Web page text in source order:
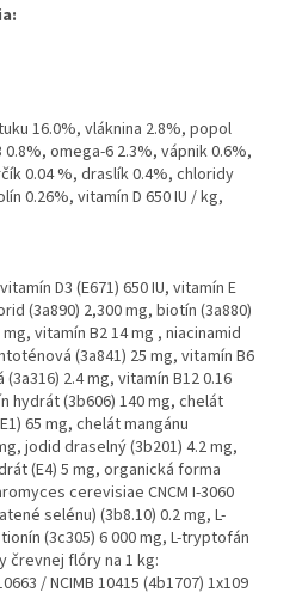
16.0%, vláknina 2.8%, popol
omega-6 2.3%, vápnik 0.6%,
0.04 %, draslík 0.4%, chloridy
0.26%, vitamín D 650 IU / kg,
D3 (E671) 650 IU, vitamín E
(3a890) 2,300 mg, biotín (3a880)
vitamín B2 14 mg , niacinamid
(3a841) 25 mg, vitamín B6
2.4 mg, vitamín B12 0.16
hydrát (3b606) 140 mg, chelát
65 mg, chelát mangánu
jodid draselný (3b201) 4.2 mg,
(E4) 5 mg, organická forma
cerevisiae CNCM I-3060
selénu) (3b8.10) 0.2 mg, L-
(3c305) 6 000 mg, L-tryptofán
črevnej flóry na 1 kg:
/ NCIMB 10415 (4b1707) 1x109